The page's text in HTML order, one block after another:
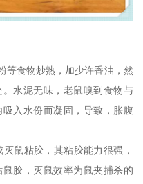
等食物炒熟，加少许香油，然
水泥无味，老鼠嗅到食物与
入水份而凝固，导致，胀腹
鼠粘胶，其粘胶能力很强，
胶，灭鼠效率为鼠夹捕杀的